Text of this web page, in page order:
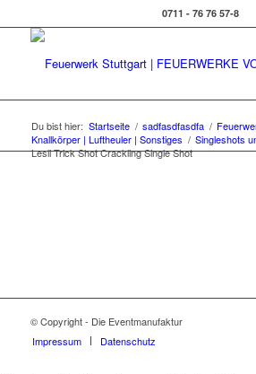
0711 - 76 76 57-8
Du bist hier: Startseite / sadfasdfasdfa /
Knallkörper | Luftheuler | Sonstiges / Singleshots
Lesli Trick Shot Crackling Single Shot
© Copyright - Die Eventmanufaktur
Impressum
Datenschutz